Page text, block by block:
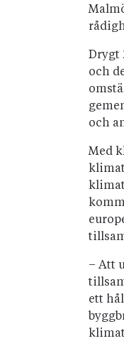
Drygt
och
och
Med
– Att
ett